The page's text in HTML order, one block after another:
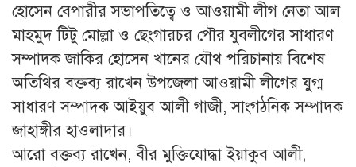
হোসেন বেপারীর সভাপতিত্বে ও আওয়ামী লীগ নেতা আল
মাহমুদ টিটু মোল্লা ও ছেংগারচর পৌর যুবলীগের সাধারণ
সম্পাদক জাকির হোসেন খানের যৌথ পরিচানায় বিশেষ
অতিথির বক্তব্য রাখেন উপজেলা আওয়ামী লীগের যুগ্ম
সাধারণ সম্পাদক আইয়ুব আলী গাজী, সাংগঠনিক সম্পাদক
জাহাঙ্গীর হাওলাদার।
আরো বক্তব্য রাখেন, বীর মুক্তিযোদ্ধা ইয়াকুব আলী,